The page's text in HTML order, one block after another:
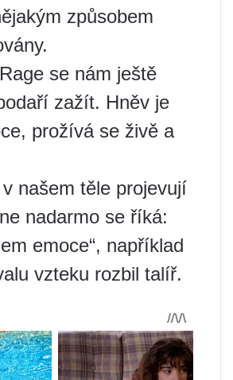
způsobem
se nám ještě
zažít. Hněv je
prožívá se živě a
našem těle projevují
nadarmo se říká:
emoce“, například
vzteku rozbil talíř.